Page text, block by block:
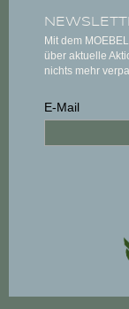
Mit dem
über aktuelle
nichts mehr
E-Mail